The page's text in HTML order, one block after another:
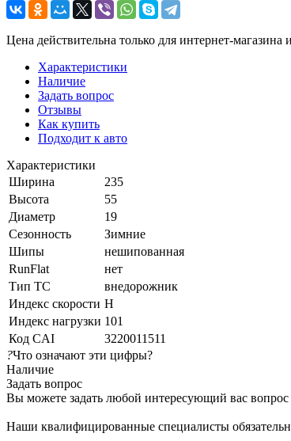
Цена действительна только для интернет-
Характеристики
Наличие
Задать вопрос
Отзывы
Как купить
Подходит к авто
Характеристики
Ширина
235
Высота
55
Диаметр
19
Сезонность
Зимние
Шипы
нешипованная
RunFlat
нет
Тип ТС
внедорожник
Индекс скорости H
Индекс нагрузки 101
Код CAI
3220011511
?Что означают эти цифры?
Наличие
Задать вопрос
Вы можете задать любой интересующий вас вопрос
Наши квалифицированные специалисты